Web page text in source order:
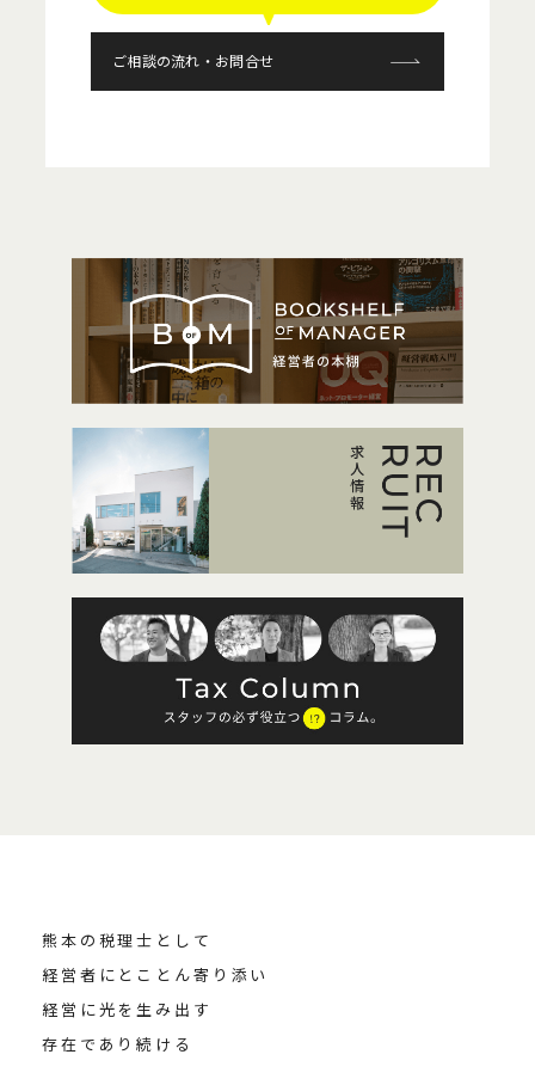
ご相談の流れ・お問合せ
熊本の税理士として
経営者にとことん寄り添い
経営に光を生み出す
存在であり続ける